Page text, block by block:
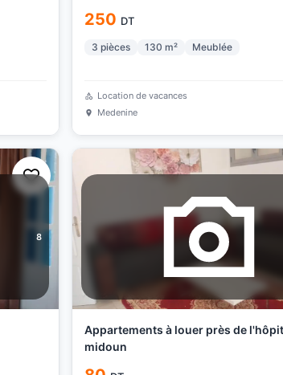
250 DT
3 pièces 130 m² Meublée
Location de vacances
Medenine
8
Appartements à louer près de
midoun